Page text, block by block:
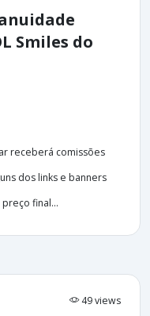
Smiles do
receberá comissões
dos links e banners
final...
49 views